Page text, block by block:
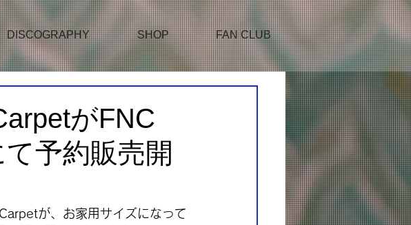
DISCOGRAPHY SHOP FAN CLUB
がFNC
予約販売開
が、お家用サイズになって